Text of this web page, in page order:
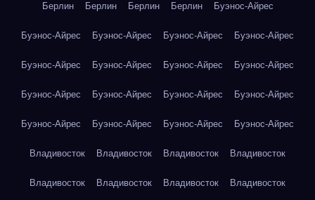
Берлин Берлин Берлин Берлин Буэнос-Айрес
Буэнос-Айрес Буэнос-Айрес Буэнос-Айрес Буэнос-Айрес
Буэнос-Айрес Буэнос-Айрес Буэнос-Айрес Буэнос-Айрес
Буэнос-Айрес Буэнос-Айрес Буэнос-Айрес Буэнос-Айрес
Буэнос-Айрес Буэнос-Айрес Буэнос-Айрес Буэнос-Айрес
Владивосток Владивосток Владивосток Владивосток
Владивосток Владивосток Владивосток Владивосток